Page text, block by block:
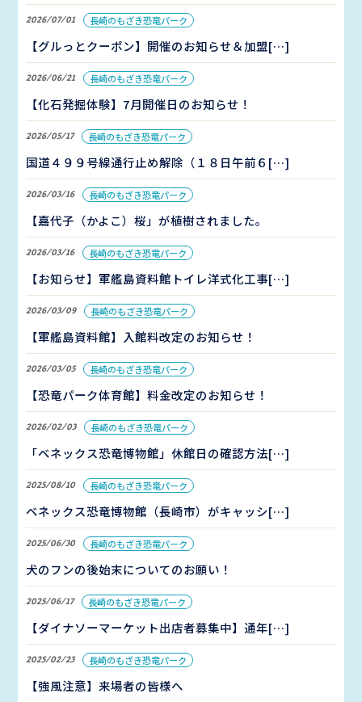
2026/07/01 長崎のもざき恐竜パーク
【グルっとクーポン】開催のお知らせ＆加盟[…]
2026/06/21 長崎のもざき恐竜パーク
【化石発掘体験】7月開催日のお知らせ！
2026/05/17 長崎のもざき恐竜パーク
国道４９９号線通行止め解除（１８日午前６[…]
2026/03/16 長崎のもざき恐竜パーク
【嘉代子（かよこ）桜」が植樹されました。
2026/03/16 長崎のもざき恐竜パーク
【お知らせ】軍艦島資料館トイレ洋式化工事[…]
2026/03/09 長崎のもざき恐竜パーク
【軍艦島資料館】入館料改定のお知らせ！
2026/03/05 長崎のもざき恐竜パーク
【恐竜パーク体育館】料金改定のお知らせ！
2026/02/03 長崎のもざき恐竜パーク
「ベネックス恐竜博物館」休館日の確認方法[…]
2025/08/10 長崎のもざき恐竜パーク
ベネックス恐竜博物館（長崎市）がキャッシ[…]
2025/06/30 長崎のもざき恐竜パーク
犬のフンの後始末についてのお願い！
2025/06/17 長崎のもざき恐竜パーク
【ダイナソーマーケット出店者募集中】通年[…]
2025/02/23 長崎のもざき恐竜パーク
【強風注意】来場者の皆様へ